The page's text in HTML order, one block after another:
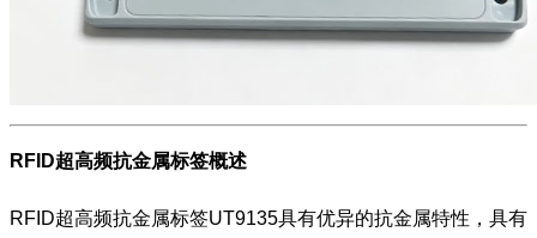
RFID超高频抗金属标签概述
RFID超高频抗金属标签UT9135具有优异的抗金属特性，具有